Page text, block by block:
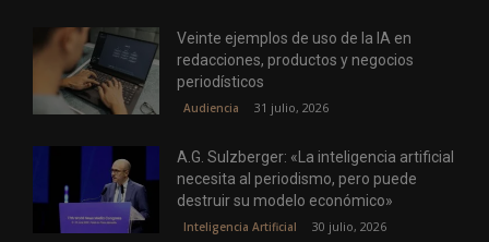
Veinte ejemplos de uso de la IA en
redacciones, productos y negocios
periodísticos
Audiencia 31 julio, 2026
A.G. Sulzberger: «La inteligencia artificial
necesita al periodismo, pero puede
destruir su modelo económico»
Inteligencia Artificial 30 julio, 2026